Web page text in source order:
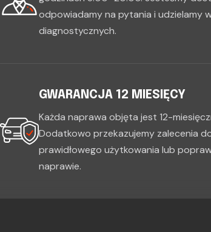
odpowiadamy na pytania i udzielamy
diagnostycznych.
GWARANCJA 12 MIESIĘCY
Każda naprawa objęta jest 12-
Dodatkowo przekazujemy zalecenia
prawidłowego użytkowania lub
naprawie.